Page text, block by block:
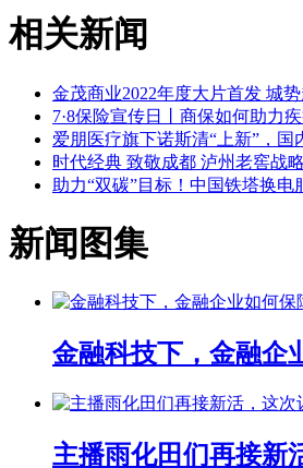
相关新闻
金茂商业2022年度大片首发 城
7·8保险宣传日丨商保如何助力
爱朋医疗旗下诺斯清“上新”，
时代经典 致敬成都 泸州老窖战
助力“双碳”目标！中国铁塔换
新闻图集
金融科技下，金融企
主播雨化田们再接新